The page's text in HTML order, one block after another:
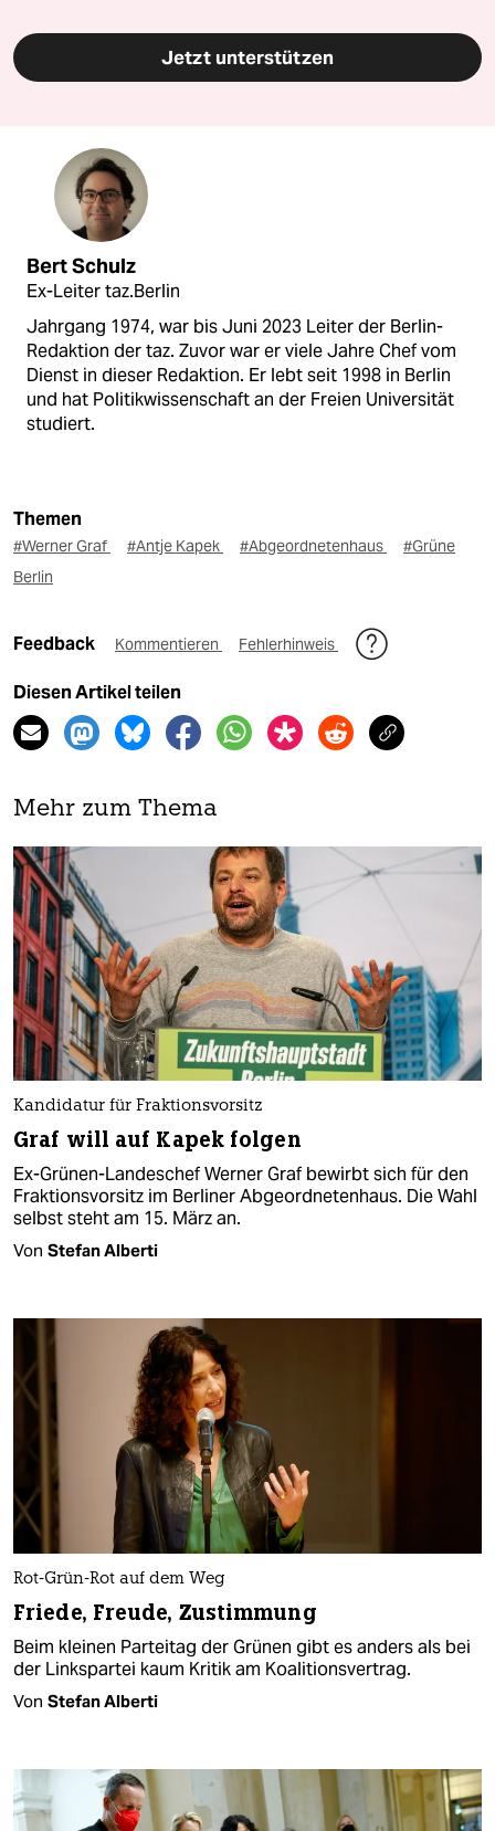
Jetzt unterstützen
Bert Schulz
Ex-Leiter taz.Berlin
Jahrgang 1974, war bis Juni 2023 Leiter der Berlin-
Redaktion der taz. Zuvor war er viele Jahre Chef vom
Dienst in dieser Redaktion. Er lebt seit 1998 in Berlin
und hat Politikwissenschaft an der Freien Universität
studiert.
Themen
#Werner Graf #Antje Kapek #Abgeordnetenhaus
#Grüne
Berlin
Feedback Kommentieren Fehlerhinweis
Diesen Artikel teilen
Mehr zum Thema
Kandidatur für Fraktionsvorsitz
Graf will auf Kapek folgen
Ex-Grünen-Landeschef Werner Graf bewirbt sich für den
Fraktionsvorsitz im Berliner Abgeordnetenhaus. Die Wahl
selbst steht am 15. März an.
Von Stefan Alberti
Rot-Grün-Rot auf dem Weg
Friede, Freude, Zustimmung
Beim kleinen Parteitag der Grünen gibt es anders als bei
der Linkspartei kaum Kritik am Koalitionsvertrag.
Von Stefan Alberti